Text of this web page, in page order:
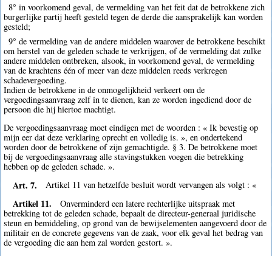
8° in voorkomend geval, de vermelding van het feit dat de betrokkene zich
burgerlijke partij heeft gesteld tegen de derde die aansprakelijk kan worden
gesteld;
9° de vermelding van de andere middelen waarover de betrokkene beschikt
om herstel van de geleden schade te verkrijgen, of de vermelding dat zulke
andere middelen ontbreken, alsook, in voorkomend geval, de vermelding
van de krachtens één of meer van deze middelen reeds verkregen
schadevergoeding.
Indien de betrokkene in de onmogelijkheid verkeert om de
vergoedingsaanvraag zelf in te dienen, kan ze worden ingediend door de
persoon die hij hiertoe machtigt.
De vergoedingsaanvraag moet eindigen met de woorden : « Ik bevestig op
mijn eer dat deze verklaring oprecht en volledig is. », en ondertekend
worden door de betrokkene of zijn gemachtigde. § 3. De betrokkene moet
bij de vergoedingsaanvraag alle stavingstukken voegen die betrekking
hebben op de geleden schade. ».
Art. 7. Artikel 11 van hetzelfde besluit wordt vervangen als volgt : «
Artikel 11.
Onverminderd een latere rechterlijke uitspraak met
betrekking tot de geleden schade, bepaalt de directeur-generaal juridische
steun en bemiddeling, op grond van de bewijselementen aangevoerd door de
militair en de concrete gegevens van de zaak, voor elk geval het bedrag van
de vergoeding die aan hem zal worden gestort. ».